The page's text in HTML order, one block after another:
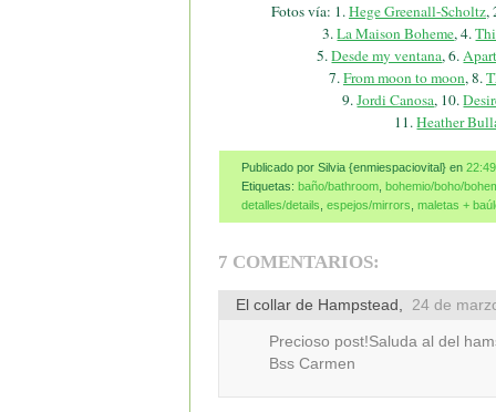
Fotos vía: 1.Hege Greenall-Scholtz,
3.La Maison Boheme, 4.
5.Desde my ventana, 6.
7.From moon to moon, 8.
9.Jordi Canosa, 10.
11.Heather
Publicado por Silvia {enmiespaciovital} en 22:49
Etiquetas: baño/bathroom bohemio/boho/
detalles/details espejos/mirrors maletas +
7 COMENTARIOS:
El collar de Hampstead , 24 de
Precioso post!Saluda al del
Bss Carmen